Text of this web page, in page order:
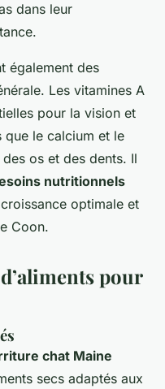
dans leur
également des
Les vitamines A
pour la vision et
que le calcium et le
os et des dents. Il
nutritionnels
optimale et
Coon.
pour
chat Maine
secs adaptés aux